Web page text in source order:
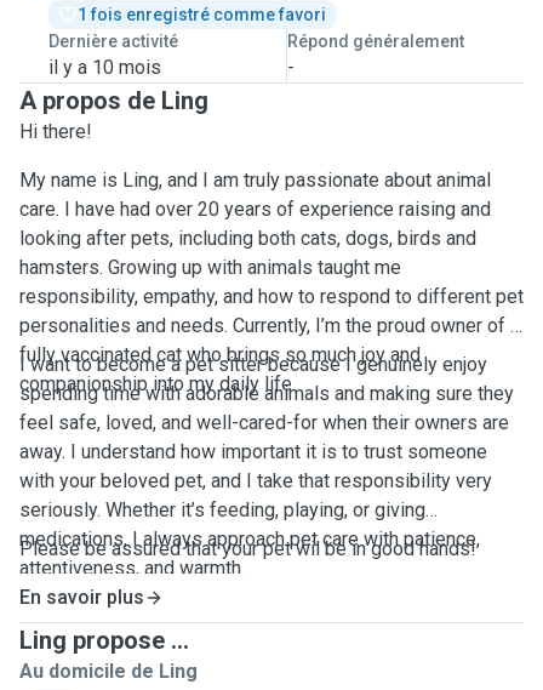
1 fois enregistré comme favori
Dernière activité
il y a 10 mois
Répond généralement
-
A propos de Ling
Hi there!
My name is Ling, and I am truly passionate about animal
care. I have had over 20 years of experience raising and
looking after pets, including both cats, dogs, birds and
hamsters. Growing up with animals taught me
responsibility, empathy, and how to respond to different pet
personalities and needs. Currently, I’m the proud owner of a
fully vaccinated cat who brings so much joy and
companionship into my daily life.
I want to become a pet sitter because I genuinely enjoy
spending time with adorable animals and making sure they
feel safe, loved, and well-cared-for when their owners are
away. I understand how important it is to trust someone
with your beloved pet, and I take that responsibility very
seriously. Whether it’s feeding, playing, or giving
medications, I always approach pet care with patience,
attentiveness, and warmth.
Please be assured that your pet wil be in good hands!
En savoir plus
Ling propose ...
Au domicile de Ling